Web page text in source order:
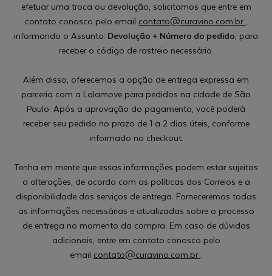
efetuar uma troca ou devolução, solicitamos que entre em
contato conosco pelo email contato@curavino.com.br ,
informando o Assunto: Devolução + Número do pedido, para
receber o código de rastreio necessário.
Além disso, oferecemos a opção de entrega expressa em
parceria com a Lalamove para pedidos na cidade de São
Paulo. Após a aprovação do pagamento, você poderá
receber seu pedido no prazo de 1 a 2 dias úteis, conforme
informado no checkout.
Tenha em mente que essas informações podem estar sujeitas
a alterações, de acordo com as políticas dos Correios e a
disponibilidade dos serviços de entrega. Forneceremos todas
as informações necessárias e atualizadas sobre o processo
de entrega no momento da compra. Em caso de dúvidas
adicionais, entre em contato conosco pelo
email contato@curavino.com.br .